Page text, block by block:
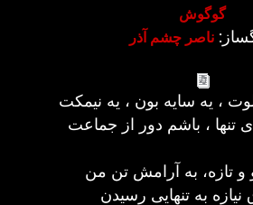
گوگوش
ناصر چشم آذر
، یه سایه بون ، یه نیمکت
تنها ، باشم دور از جماعت
و تازه، به آرامش تن من
نیازه به تنهایی رسیدن